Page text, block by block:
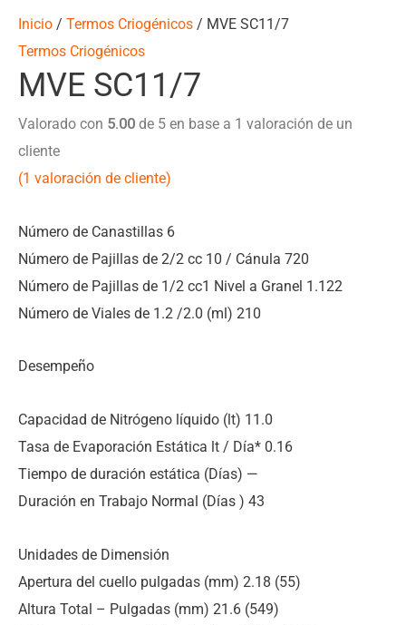
Inicio / Termos Criogénicos / MVE SC11/7
Termos Criogénicos
MVE SC11/7
Valorado con 5.00 de 5 en base a 1 valoración de un
cliente
(1 valoración de cliente)
Número de Canastillas 6
Número de Pajillas de 2/2 cc 10 / Cánula 720
Número de Pajillas de 1/2 cc1 Nivel a Granel 1.122
Número de Viales de 1.2 /2.0 (ml) 210
Desempeño
Capacidad de Nitrógeno líquido (lt) 11.0
Tasa de Evaporación Estática lt / Día* 0.16
Tiempo de duración estática (Días) —
Duración en Trabajo Normal (Días ) 43
Unidades de Dimensión
Apertura del cuello pulgadas (mm) 2.18 (55)
Altura Total – Pulgadas (mm) 21.6 (549)